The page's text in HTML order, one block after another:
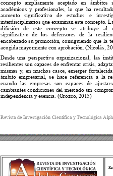
Revista de Investigación Científica y Tecnológica Alph
concepto ampliamente aceptado en ámbitos
académicos y profesionales, lo que ha
aumento significativo de estudios e
interdisciplinarios que examinan este concepto.
difusión de este concepto se atribuye al
significativo de los defensores de la resil
encabezado su promoción, consiguiendo que la
acogida mayormente con aprobación. (Nicolás,
Desde una perspectiva organizacional, las
resilientes son capaces de enfrentar crisis,
mismas y, en muchos casos, emerger
ámbito empresarial, se hace referencia a la r
cuando las empresas son capaces de
cambiantes condiciones del mercado sin
independencia y esencia. (Orozco, 2015)